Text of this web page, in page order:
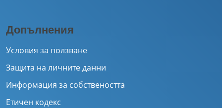
Допълнения
Условия за ползване
Защита на личните данни
Информация за собствеността
Етичен кодекс